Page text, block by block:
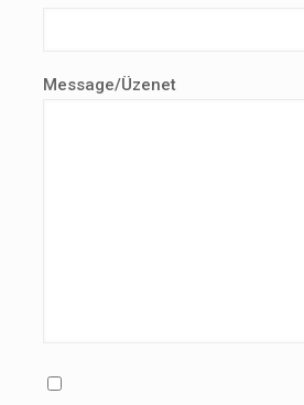
Message/Üzenet